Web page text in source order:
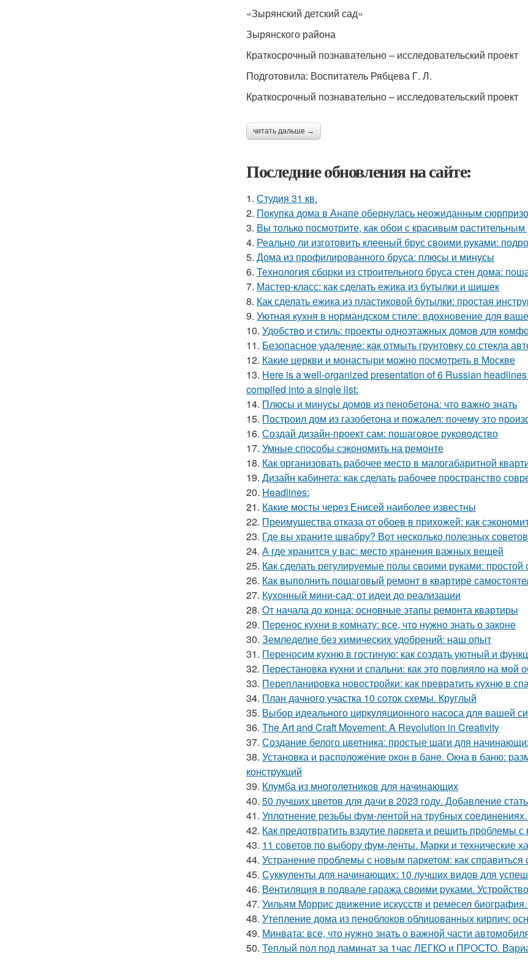
«Зырянский детский сад»
Зырянского района
Краткосрочный познавательно – исследовательский проект
Подготовила: Воспитатель Рябцева Г. Л.
Краткосрочный познавательно – исследовательский проект
читать дальше →
Последние обновления на сайте:
1. Студия 31 кв.
2. Покупка дома в Анапе обернулась неожиданным
3. Вы только посмотрите, как обои с красивым
4. Реально ли изготовить клееный брус своими руками:
5. Дома из профилированного бруса: плюсы и минусы
6. Технология сборки из строительного бруса стен дома:
7. Мастер-класс: как сделать ежика из бутылки и шишек
8. Как сделать ежика из пластиковой бутылки: простая
9. Уютная кухня в нормандском стиле: вдохновение для
10. Удобство и стиль: проекты одноэтажных домов для
11. Безопасное удаление: как отмыть грунтовку со стекла
12. Какие церкви и монастыри можно посмотреть в Москве
13. Here is a well-organized presentation of 6 Russian
compiled into a single list:
14. Плюсы и минусы домов из пенобетона: что важно знать
15. Построил дом из газобетона и пожалел: почему это
16. Создай дизайн-проект сам: пошаговое руководство
17. Умные способы сэкономить на ремонте
18. Как организовать рабочее место в малогабаритной
19. Дизайн кабинета: как сделать рабочее пространство
20. Headlines:
21. Какие мосты через Енисей наиболее известны
22. Преимущества отказа от обоев в прихожей: как
23. Где вы храните швабру? Вот несколько полезных советов
24. А где хранится у вас: место хранения важных вещей
25. Как сделать регулируемые полы своими руками: простой
26. Как выполнить пошаговый ремонт в квартире
27. Кухонный мини-сад: от идеи до реализации
28. От начала до конца: основные этапы ремонта квартиры
29. Перенос кухни в комнату: все, что нужно знать о законе
30. Земледелие без химических удобрений: наш опыт
31. Переносим кухню в гостиную: как создать уютный и
32. Перестановка кухни и спальни: как это повлияло на мой
33. Перепланировка новостройки: как превратить кухню в
34. План дачного участка 10 соток схемы. Круглый
35. Выбор идеального циркуляционного насоса для вашей
36. The Art and Craft Movement: A Revolution in Creativity
37. Создание белого цветника: простые шаги для
38. Установка и расположение окон в бане. Окна в баню:
конструкций
39. Клумба из многолетников для начинающих
40. 50 лучших цветов для дачи в 2023 году. Добавление
41. Уплотнение резьбы фум-лентой на трубных
42. Как предотвратить вздутие паркета и решить проблемы
43. 11 советов по выбору фум-ленты. Марки и технические
44. Устранение проблемы с новым паркетом: как справиться
45. Суккуленты для начинающих: 10 лучших видов для
46. Вентиляция в подвале гаража своими руками.
47. Уильям Моррис движение искусств и ремесел
48. Утепление дома из пеноблоков облицованных кирпич:
49. Минвата: все, что нужно знать о важной части
50. Теплый пол под ламинат за 1час ЛЕГКО и ПРОСТО.